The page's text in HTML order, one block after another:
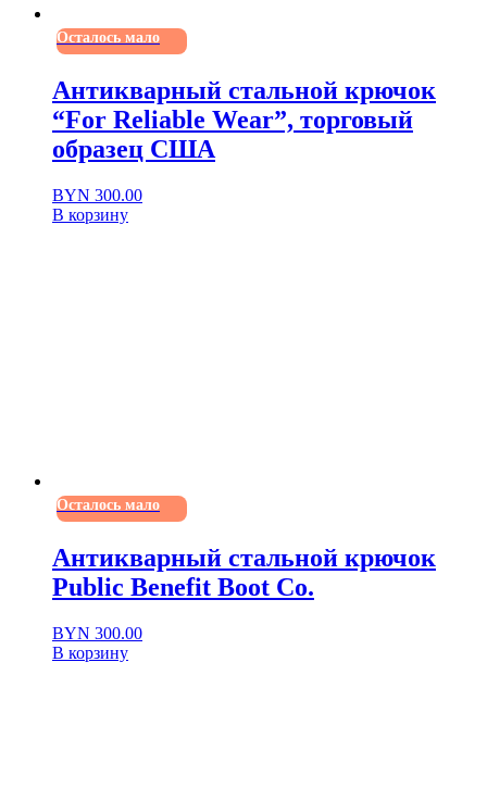
Осталось мало
Антикварный стальной крючок
“For Reliable Wear”, торговый
образец США
BYN 300.00
В корзину
Осталось мало
Антикварный стальной крючок
Public Benefit Boot Co.
BYN 300.00
В корзину